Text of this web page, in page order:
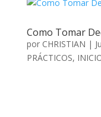
Como Tomar
por CHRISTIAN |
PRÁCTICOS,